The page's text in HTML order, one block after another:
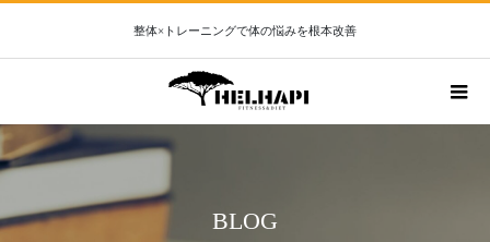
整体×トレーニングで体の悩みを根本改善
BLOG